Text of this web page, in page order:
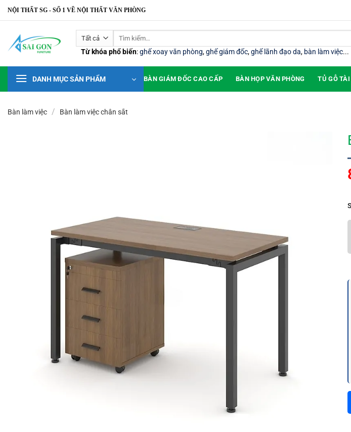
Bỏ
qua
dung
NỘI THẤT SG - SỐ 1 VỀ NỘI THẤT VĂN PHÒNG
Tìm
Từ khóa phổ biến:ghế xoay văn phòng,ghế giám đốc,ghế lãnh đạo da, bàn làm việc...
DANH MỤC SẢN PHẨM BÀN GIÁM ĐỐC CAO CẤP BÀN HỌP VĂN PHÒNG TỦ GỖ TÀI
Bàn làm việc / Bàn làm việc chân sắt